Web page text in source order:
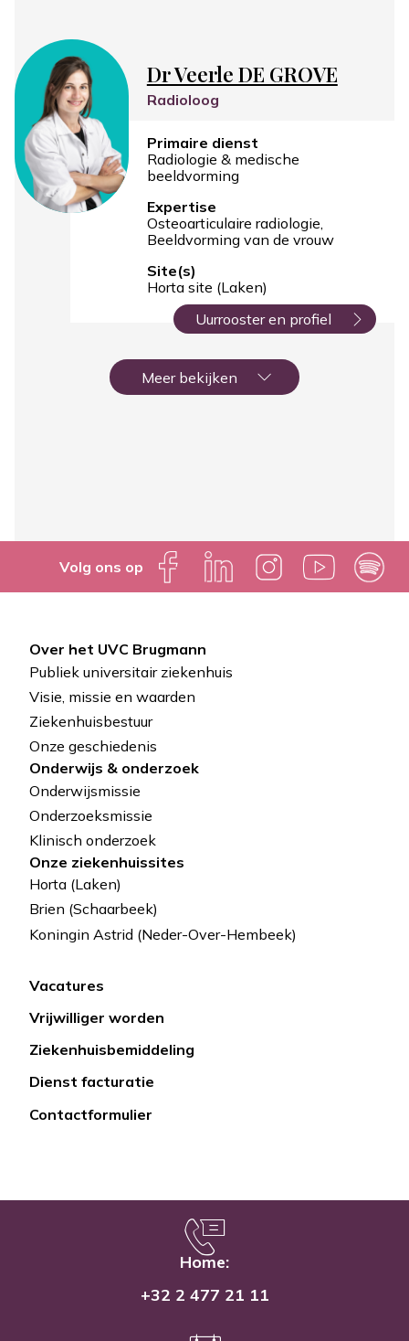
Dr Veerle DE GROVE
Radioloog
Primaire dienst
Radiologie & medische
beeldvorming
Expertise
Osteoarticulaire radiologie
Beeldvorming van de vrouw
Site(s)
Horta site (Laken)
Uurrooster en profiel
Paginering
Meer bekijken
Volg ons op
Pied
de
page
Over het UVC Brugmann
Publiek universitair ziekenhuis
Visie, missie en waarden
Ziekenhuisbestuur
Onze geschiedenis
Onderwijs & onderzoek
Onderwijsmissie
Onderzoeksmissie
Klinisch onderzoek
Onze ziekenhuissites
Horta (Laken)
Brien (Schaarbeek)
Koningin Astrid (Neder-Over-Hembeek)
Lien
rapide
Vacatures
Vrijwilliger worden
Ziekenhuisbemiddeling
Dienst facturatie
Contactformulier
Home:
+32 2 477 21 11